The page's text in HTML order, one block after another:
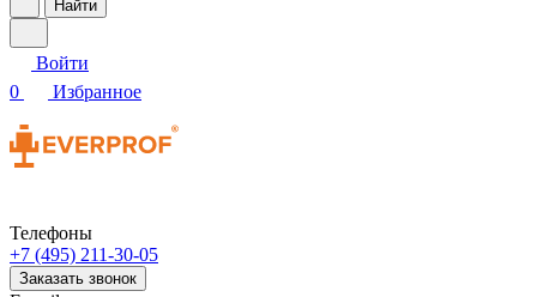
Найти
Войти
0
Избранное
Телефоны
+7 (495) 211-30-05
Заказать звонок